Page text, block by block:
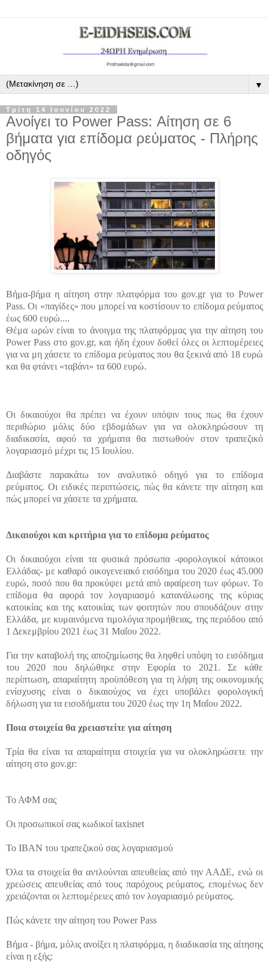
▼
Τρίτη 14 Ιουνίου 2022
Ανοίγει το Power Pass: Αίτηση σε 6
βήματα για επίδομα ρεύματος - Πλήρης
οδηγός
Βήμα-βήμα η αίτηση στην πλατφόρμα του gov.gr για το Power
Pass. Οι «παγίδες» που μπορεί να κοστίσουν το επίδομα ρεύματος
έως 600 ευρώ....
Θέμα ωρών είναι το άνοιγμα της πλατφόρμας για την αίτηση του
Power Pass στο gov.gr, και ήδη έχουν δοθεί όλες οι λεπτομέρειες
για να μη χάσετε το επίδομα ρεύματος που θα ξεκινά από 18 ευρώ
και θα φτάνει «ταβάνι» τα 600 ευρώ.
Οι δικαιούχοι θα πρέπει να έχουν υπόψιν τους πως θα έχουν
περιθώριο μόλις δύο εβδομάδων για να ολοκληρώσουν τη
διαδικασία, αφού τα χρήματα θα πιστωθούν στον τραπεζικό
λογαριασμό μέχρι τις 15 Ιουλίου.
Διαβάστε παρακάτω τον αναλυτικό οδηγό για το επίδομα
ρεύματος. Οι ειδικές περιπτώσεις, πώς θα κάνετε την αίτηση και
πώς μπορεί να χάσετε τα χρήματα.
Δικαιούχοι και κριτήρια για το επίδομα ρεύματος
Οι δικαιούχοι είναι τα φυσικά πρόσωπα -φορολογικοί κάτοικοι
Ελλάδας- με καθαρό οικογενειακό εισόδημα του 2020 έως 45.000
ευρώ, ποσό που θα προκύψει μετά από αφαίρεση των φόρων. Το
επίδομα θα αφορά τον λογαριασμό κατανάλωσης της κύριας
κατοικίας και της κατοικίας των φοιτητών που σπουδάζουν στην
Ελλάδα, με κυμαινόμενα τιμολόγια προμήθειας, της περιόδου από
1 Δεκεμβρίου 2021 έως 31 Μαΐου 2022.
Για την καταβολή της αποζημίωσης θα ληφθεί υπόψη το εισόδημα
του 2020 που δηλώθηκε στην Εφορία το 2021. Σε κάθε
περίπτωση, απαραίτητη προϋπόθεση για τη λήψη της οικονομικής
ενίσχυσης είναι ο δικαιούχος να έχει υποβάλει φορολογική
δήλωση για τα εισοδήματα του 2020 έως την 1η Μαΐου 2022.
Ποια στοιχεία θα χρειαστείτε για αίτηση
Τρία θα είναι τα απαραίτητα στοιχεία για να ολοκληρώσετε την
αίτηση στο gov.gr:
Το ΑΦΜ σας
Οι προσωπικοί σας κωδικοί taxisnet
Το IBAN του τραπεζικού σας λογαριασμού
Όλα τα στοιχεία θα αντλούνται απευθείας από την ΑΑΔΕ, ενώ οι
χρεώσεις απευθείας από τους παρόχους ρεύματος, επομένως δεν
χρειάζονται οι λεπτομέρειες από τον λογαριασμό ρεύματος.
Πώς κάνετε την αίτηση του Power Pass
Βήμα - βήμα, μόλις ανοίξει η πλατφόρμα, η διαδικασία της αίτησης
είναι η εξής: